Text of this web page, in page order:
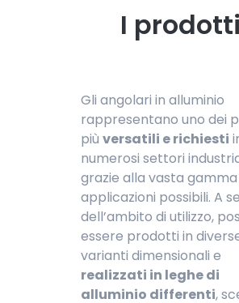
I prodotti
Gli angolari in alluminio
rappresentano uno dei
più versatili e richiesti
numerosi settori
grazie alla vasta gamma
applicazioni possibili. A
dell’ambito di utilizzo,
essere prodotti in
varianti dimensionali e
realizzati in leghe di
alluminio differenti,